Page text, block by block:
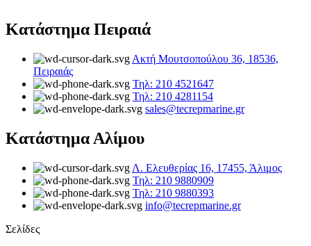
Κατάστημα Πειραιά
Ακτή Μουτσοπούλου 36, 18536,
Πειραιάς
Τηλ: 210 4521647
Τηλ: 210 4281154
sales@tecrepmarine.gr
Κατάστημα Αλίμου
Λ. Ελευθερίας 16, 17455, Άλιμος
Τηλ: 210 9880909
Τηλ: 210 9880393
info@tecrepmarine.gr
Σελίδες